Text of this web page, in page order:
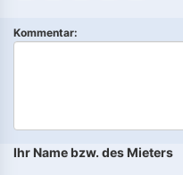
Kommentar:
Ihr Name bzw. des Mieters